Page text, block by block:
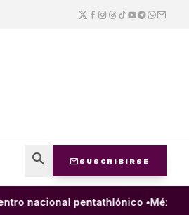
search mail SUSCRIBIRSE
nacional pentathlónico •México y